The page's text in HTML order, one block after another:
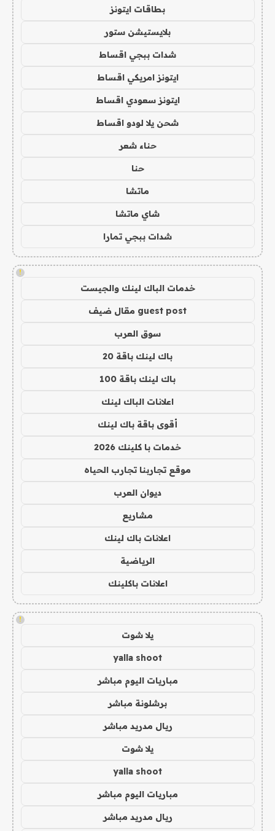
بطاقات ايتونز
بلايستيشن ستور
شدات ببجي اقساط
ايتونز امريكي اقساط
ايتونز سعودي اقساط
شحن يلا لودو اقساط
حناء شعر
حنا
ماتشا
شاي ماتشا
شدات ببجي تمارا
!
خدمات الباك لينك والجيست
guest post مقال ضيف
سوق العرب
باك لينك باقة 20
باك لينك باقة 100
اعلانات الباك لينك
أقوى باقة باك لينك
خدمات با كلينك 2026
موقع تجاربنا تجارب الحياه
ديوان العرب
مشاريع
اعلانات باك لينك
الرياضية
اعلانات باكلينك
!
يلا شوت
yalla shoot
مباريات اليوم مباشر
برشلونة مباشر
ريال مدريد مباشر
يلا شوت
yalla shoot
مباريات اليوم مباشر
ريال مدريد مباشر